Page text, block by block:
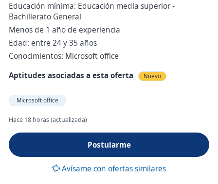
Educación mínima: Educación media superior -
Bachillerato General
Menos de 1 año de experiencia
Edad: entre 24 y 35 años
Conocimientos: Microsoft office
Aptitudes asociadas a esta oferta
Nuevo
Microsoft office
Hace 18 horas (actualizada)
Postularme
Avísame con ofertas similares